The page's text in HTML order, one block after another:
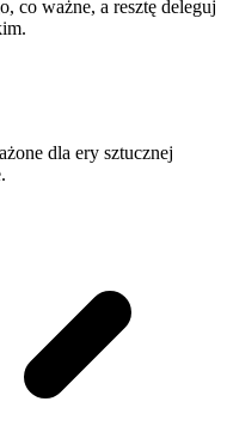
co ważne, a resztę deleguj
dla ery sztucznej